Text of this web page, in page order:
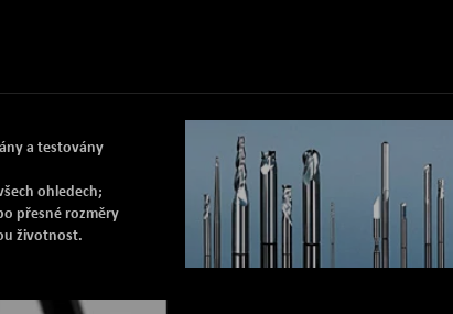
a testovány
ohledech;
přesné rozměry
životnost.